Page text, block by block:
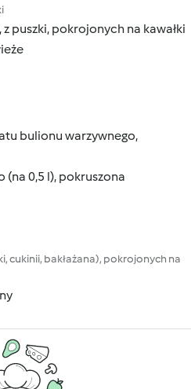
puszki, pokrojonych na kawałki
bulionu warzywnego,
(na 0,5 l), pokruszona
cukinii, bakłażana), pokrojonych na